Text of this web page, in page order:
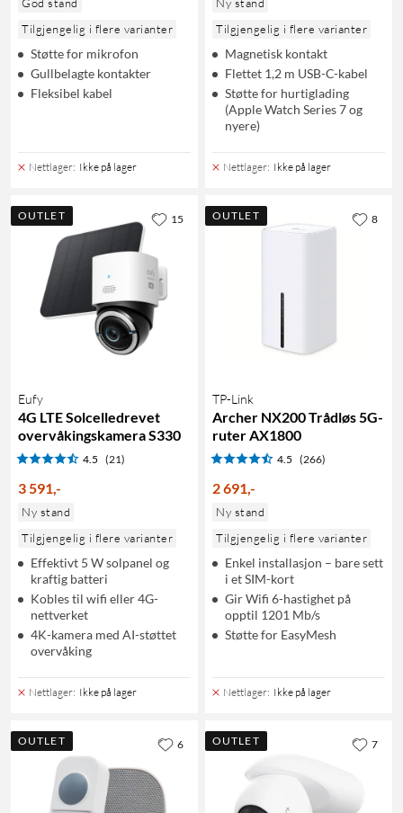
Tilgjengelig i flere varianter
Støtte for mikrofon
Gullbelagte kontakter
Fleksibel kabel
Nettlager: Ikke på lager
Tilgjengelig i flere varianter
Magnetisk kontakt
Flettet 1,2 m USB-C-kabel
Støtte for hurtiglading
(Apple Watch Series 7 og
nyere)
Nettlager: Ikke på lager
OUTLET
Eufy
4G LTE Solcelledrevet
overvåkingskamera S330
4.5 (21)
3 591,-
Ny stand
Tilgjengelig i flere varianter
Effektivt 5 W solpanel og
kraftig batteri
Kobles til wifi eller 4G-
nettverket
4K-kamera med AI-støttet
overvåking
Nettlager: Ikke på lager
15 OUTLET
TP-Link
Archer NX200 Trådløs 5G-
ruter AX1800
4.5 (266)
2 691,-
Ny stand
Tilgjengelig i flere varianter
Enkel installasjon – bare sett
i et SIM-kort
Gir Wifi 6-hastighet på
opptil 1201 Mb/s
Støtte for EasyMesh
Nettlager: Ikke på lager
8
OUTLET 6 OUTLET 7